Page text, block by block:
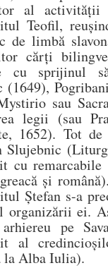
al activității
Teofil,
de limbă
cărți
cu sprijinul
(1649),
sau
legii (sau
1652). Tot
Slujebnic
cu
și
Ștefan s-a
organizării ei.
pe
al
la Alba Iulia).